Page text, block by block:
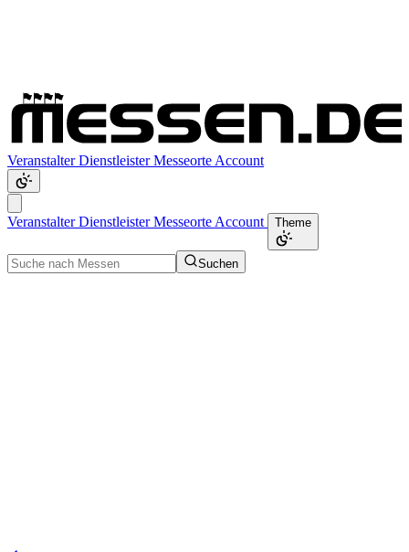
VeranstalterDienstleisterMesseorte Account
VeranstalterDienstleisterMesseorte Account Theme
Suchen